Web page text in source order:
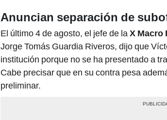
Anuncian separación de
El último 4 de agosto, el jefe de la X Macro
Jorge Tomás Guardia Riveros, dijo que
institución porque no se ha presentado a
Cabe precisar que en su contra pesa
preliminar.